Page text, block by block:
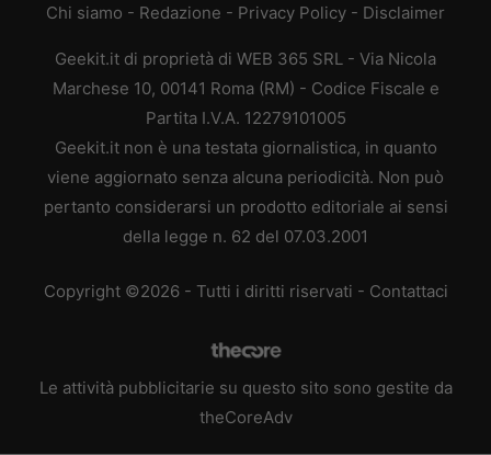
Chi siamo - Redazione - Privacy Policy - Disclaimer
Geekit.it di proprietà di WEB 365 SRL - Via Nicola
Marchese 10, 00141 Roma (RM) - Codice Fiscale e
Partita I.V.A. 12279101005
Geekit.it non è una testata giornalistica, in quanto
viene aggiornato senza alcuna periodicità. Non può
pertanto considerarsi un prodotto editoriale ai sensi
della legge n. 62 del 07.03.2001
Copyright ©2026 - Tutti i diritti riservati - Contattaci
Le attività pubblicitarie su questo sito sono gestite da
theCoreAdv